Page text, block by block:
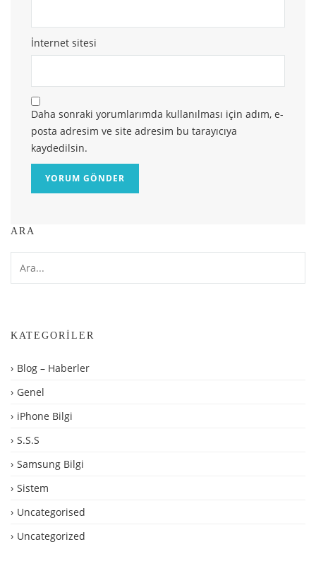
İnternet sitesi
Daha sonraki yorumlarımda kullanılması için adım, e-
posta adresim ve site adresim bu tarayıcıya
kaydedilsin.
ARA
KATEGORILER
Blog – Haberler
Genel
iPhone Bilgi
S.S.S
Samsung Bilgi
Sistem
Uncategorised
Uncategorized